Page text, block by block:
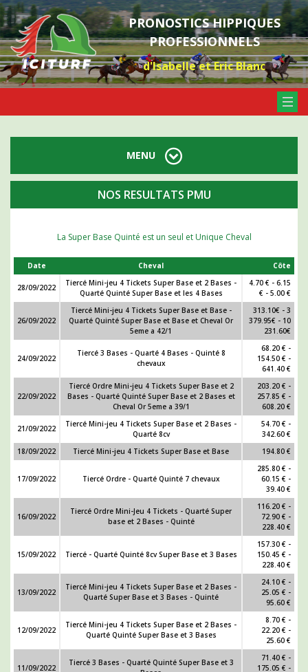
PRONOSTICS HIPPIQUES
PROFESSIONNELS
d'Isabelle et Eric Blanc
NOS RESULTATS PMU
La Super Base Quinté est un seul et Unique Cheval
Date Cheval Côte
28/09/2022
Tiercé Mini-jeu 4 Tickets Super Base et 2 Bases -
Quarté Quinté Super Base et les 4 Bases
4.70 € - 6.15
€ - 5.00 €
26/09/2022
Tiercé Mini-jeu 4 Tickets Super Base et Base -
Quarté Quinté Super Base et Base et Cheval Or
5eme a 42/1
313.10€ - 3
379.95€ - 10
231.60€
24/09/2022
Tiercé 3 Bases - Quarté 4 Bases - Quinté 8
chevaux
68.20 € -
154.50 € -
641.40 €
22/09/2022
Tiercé Ordre Mini-jeu 4 Tickets Super Base et 2
Bases - Quarté Quinté Super Base et 2 Bases et
Cheval Or 5eme a 39/1
203.20 € -
257.85 € -
608.20 €
21/09/2022
Tiercé Mini-jeu 4 Tickets Super Base et 2 Bases -
Quarté 8cv
54.70 € -
342.60 €
18/09/2022
Tiercé Mini-jeu 4 Tickets Super Base et Base 194.80 €
17/09/2022 Tiercé Ordre - Quarté Quinté 7 chevaux
285.80 € -
60.15 € -
39.40 €
16/09/2022
Tiercé Ordre Mini-Jeu 4 Tickets - Quarté Super
base et 2 Bases - Quinté
116.20 € -
72.90 € -
228.40 €
15/09/2022 Tiercé - Quarté Quinté 8cv Super Base et 3 Bases
157.30 € -
150.45 € -
228.40 €
13/09/2022
Tiercé Mini-jeu 4 Tickets Super Base et 2 Bases -
Quarté Super Base et 3 Bases - Quinté
24.10 € -
25.05 € -
95.60 €
12/09/2022
Tiercé Mini-jeu 4 Tickets Super Base et 2 Bases -
Quarté Quinté Super Base et 3 Bases
8.70 € -
22.20 € -
25.60 €
11/09/2022
Tiercé 3 Bases - Quarté Quinté Super Base et 3
71.40 € -
175.05 € -
MENU